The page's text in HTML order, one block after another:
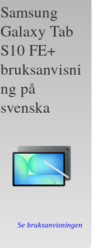
Samsung
Galaxy Tab
S10 FE+
bruksanvisni
ng på
svenska
Se bruksanvisningen